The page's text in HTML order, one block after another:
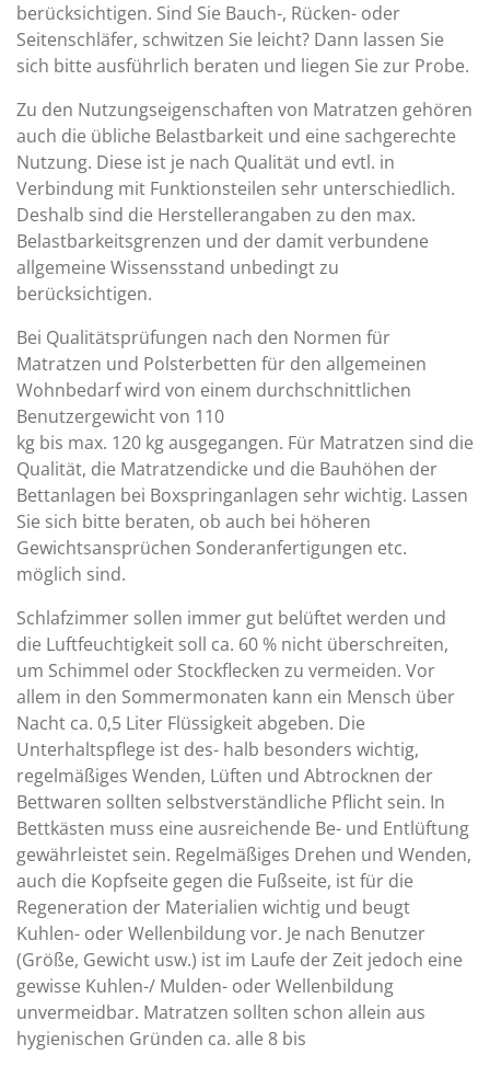
berücksichtigen. Sind Sie Bauch-, Rücken- oder
Seitenschläfer, schwitzen Sie leicht? Dann lassen Sie
sich bitte ausführlich beraten und liegen Sie zur Probe.
Zu den Nutzungseigenschaften von Matratzen gehören
auch die übliche Belastbarkeit und eine sachgerechte
Nutzung. Diese ist je nach Qualität und evtl. in
Verbindung mit Funktionsteilen sehr unterschiedlich.
Deshalb sind die Herstellerangaben zu den max.
Belastbarkeitsgrenzen und der damit verbundene
allgemeine Wissensstand unbedingt zu
berücksichtigen.
Bei Qualitätsprüfungen nach den Normen für
Matratzen und Polsterbetten für den allgemeinen
Wohnbedarf wird von einem durchschnittlichen
Benutzergewicht von 110
kg bis max. 120 kg ausgegangen. Für Matratzen sind die
Qualität, die Matratzendicke und die Bauhöhen der
Bettanlagen bei Boxspringanlagen sehr wichtig. Lassen
Sie sich bitte beraten, ob auch bei höheren
Gewichtsansprüchen Sonderanfertigungen etc.
möglich sind.
Schlafzimmer sollen immer gut belüftet werden und
die Luftfeuchtigkeit soll ca. 60 % nicht überschreiten,
um Schimmel oder Stockflecken zu vermeiden. Vor
allem in den Sommermonaten kann ein Mensch über
Nacht ca. 0,5 Liter Flüssigkeit abgeben. Die
Unterhaltspflege ist des- halb besonders wichtig,
regelmäßiges Wenden, Lüften und Abtrocknen der
Bettwaren sollten selbstverständliche Pflicht sein. In
Bettkästen muss eine ausreichende Be- und Entlüftung
gewährleistet sein. Regelmäßiges Drehen und Wenden,
auch die Kopfseite gegen die Fußseite, ist für die
Regeneration der Materialien wichtig und beugt
Kuhlen- oder Wellenbildung vor. Je nach Benutzer
(Größe, Gewicht usw.) ist im Laufe der Zeit jedoch eine
gewisse Kuhlen-/ Mulden- oder Wellenbildung
unvermeidbar. Matratzen sollten schon allein aus
hygienischen Gründen ca. alle 8 bis